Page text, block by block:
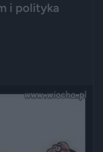
i polityka